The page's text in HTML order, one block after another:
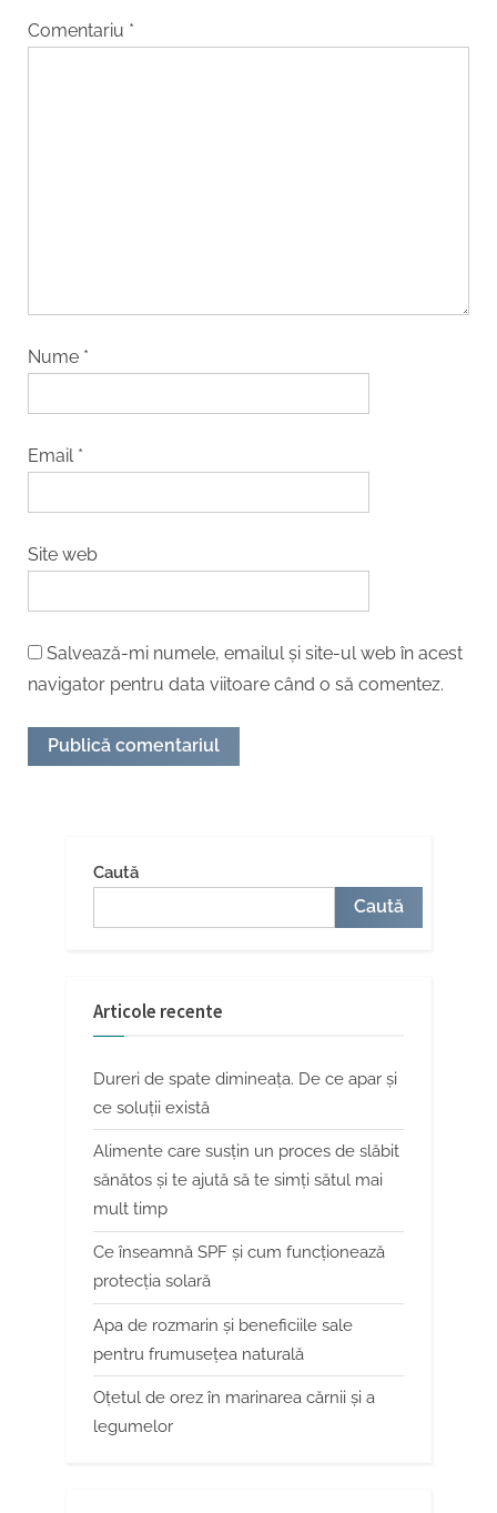
Comentariu *
Nume *
Email *
Site web
Salvează-mi numele, emailul și site-ul web în acest
navigator pentru data viitoare când o să comentez.
Caută
Caută
Articole recente
Dureri de spate dimineața. De ce apar și
ce soluții există
Alimente care susțin un proces de slăbit
sănătos și te ajută să te simți sătul mai
mult timp
Ce înseamnă SPF și cum funcționează
protecția solară
Apa de rozmarin și beneficiile sale
pentru frumusețea naturală
Oțetul de orez în marinarea cărnii și a
legumelor